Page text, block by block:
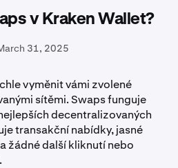
v Kraken Wallet?
31, 2025
vyměnit vámi zvolené
sítěmi. Swaps funguje
decentralizovaných
transakční nabídky, jasné
žádné další kliknutí nebo